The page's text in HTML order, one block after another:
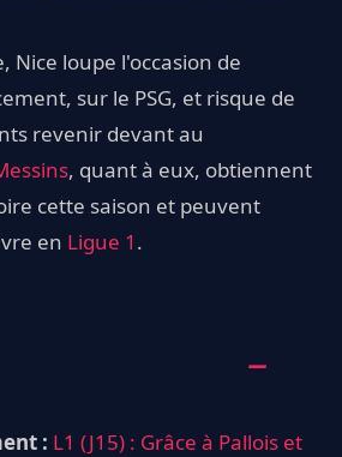
Nice loupe l'occasion de
sur le PSG, et risque de
revenir devant au
, quant à eux, obtiennent
cette saison et peuvent
en Ligue 1 .
: L1 (J15) : Grâce à Pallois et